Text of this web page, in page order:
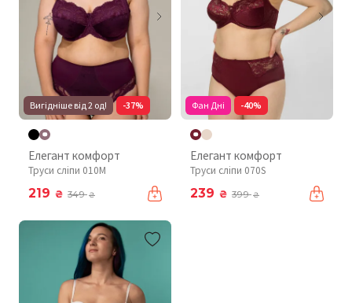
Вигідніше від 2 од! -37%
Елегант комфорт
Труси сліпи 010М
219 ₴ 349₴
Фан Дні -40%
Елегант комфорт
Труси сліпи 070S
239 ₴ 399₴